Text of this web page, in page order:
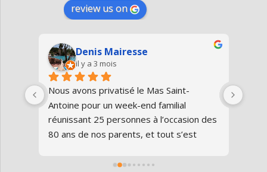
review us on
Denis Mairesse
il y a 3 mois
Nous avons privatisé le Mas Saint-
Antoine pour un week-end familial
réunissant 25 personnes à l’occasion des
80 ans de nos parents, et tout s’est
domaine est superbe, très bien